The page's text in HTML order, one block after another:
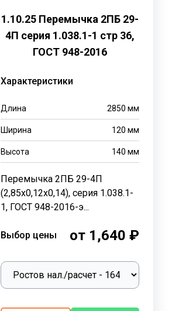
1.10.25 Перемычка 2ПБ 29-
4П серия 1.038.1-1 стр 36,
ГОСТ 948-2016
Характеристики
Длина 2850 мм
Ширина 120 мм
Высота 140 мм
Перемычка 2ПБ 29-4П
(2,85х0,12х0,14), серия 1.038.1-
1, ГОСТ 948-2016-э...
Выбор цены от 1,640 ₽